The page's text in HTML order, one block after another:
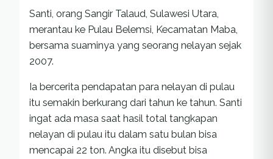
Santi, orang Sangir Talaud, Sulawesi Utara,
merantau ke Pulau Belemsi, Kecamatan Maba,
bersama suaminya yang seorang nelayan sejak
2007.
Ia bercerita pendapatan para nelayan di pulau
itu semakin berkurang dari tahun ke tahun. Santi
ingat ada masa saat hasil total tangkapan
nelayan di pulau itu dalam satu bulan bisa
mencapai 22 ton. Angka itu disebut bisa